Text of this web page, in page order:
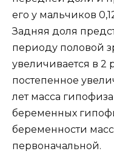
его у мальчиков
Задняя доля
периоду половой
увеличивается в 2
постепенное
лет масса
беременных
беременности
первоначальной.